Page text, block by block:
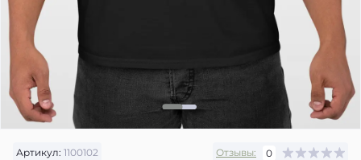
Артикул: 1100102 Отзывы: 0